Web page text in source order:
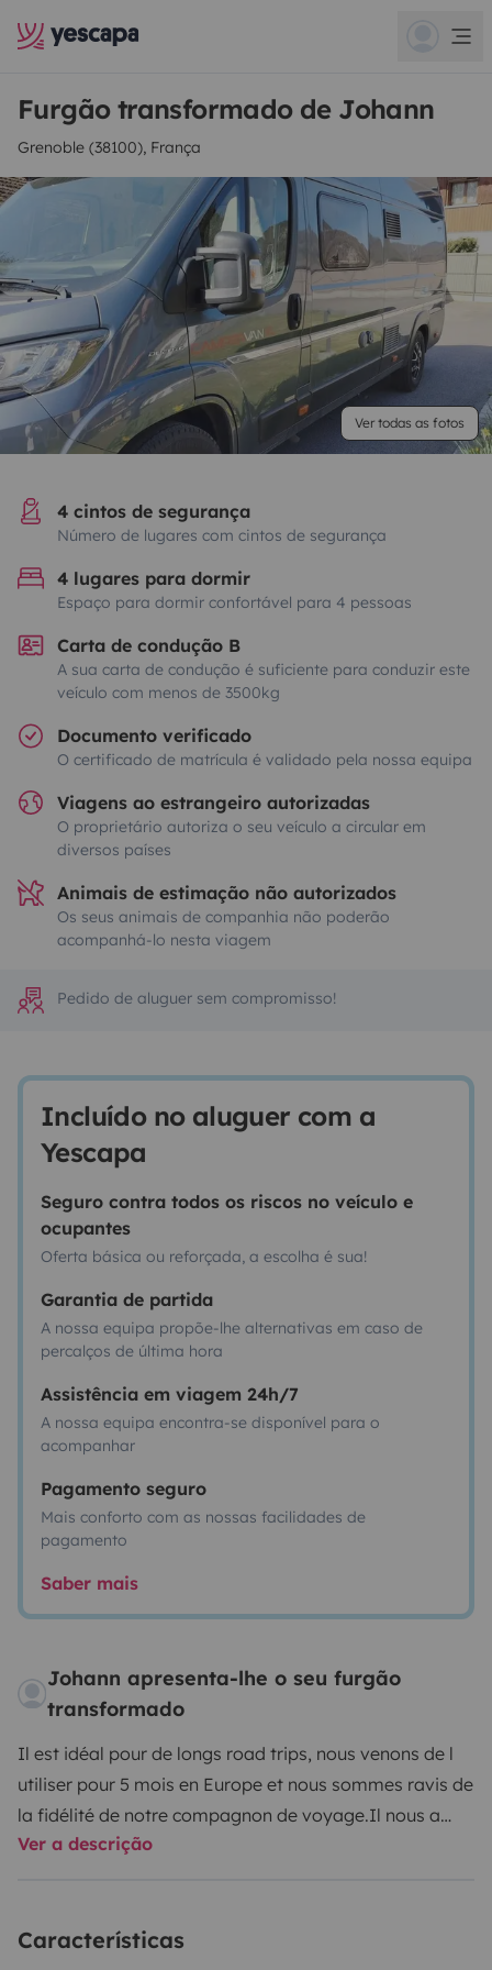
Furgão transformado de Johann
Grenoble (38100), França
Ver todas as fotos
4 cintos de segurança
Número de lugares com cintos de segurança
4 lugares para dormir
Espaço para dormir confortável para 4 pessoas
Carta de condução B
A sua carta de condução é suficiente para conduzir este
veículo com menos de 3500kg
Documento verificado
O certificado de matrícula é validado pela nossa equipa
Viagens ao estrangeiro autorizadas
O proprietário autoriza o seu veículo a circular em
diversos países
Animais de estimação não autorizados
Os seus animais de companhia não poderão
acompanhá-lo nesta viagem
Pedido de aluguer sem compromisso!
Incluído no aluguer com a
Yescapa
Seguro contra todos os riscos no veículo e
ocupantes
Oferta básica ou reforçada, a escolha é sua!
Garantia de partida
A nossa equipa propõe-lhe alternativas em caso de
percalços de última hora
Assistência em viagem 24h/7
A nossa equipa encontra-se disponível para o
acompanhar
Pagamento seguro
Mais conforto com as nossas facilidades de
pagamento
Saber mais
Johann apresenta-lhe o seu furgão
transformado
Il est idéal pour de longs road trips, nous venons de l
utiliser pour 5 mois en Europe et nous sommes ravis de
la fidélité de notre compagnon de voyage.Il nous a
offert tout le confort que nous avions besoin, en nous
2 lits doubles distincts et séparés par une porte si
Ver a descrição
Características